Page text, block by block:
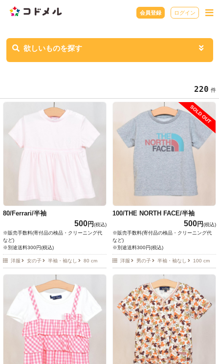
会員登録 ログイン
欲しいものを探す
220 件
80/Ferrari/半袖
500円(税込)
※販売手数料(寄付品の検品・クリーニング代
など)
※別途送料300円(税込)
洋服 女の子 半袖・袖なし 80 cm
SOLD OUT
100/THE NORTH FACE/半袖
500円(税込)
※販売手数料(寄付品の検品・クリーニング代
など)
※別途送料300円(税込)
洋服 男の子 半袖・袖なし 100 cm